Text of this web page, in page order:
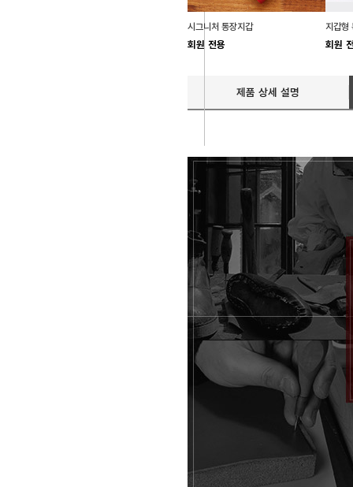
시그니처 통장지갑
회원 전용
지갑형
회원
제품 상세 설명